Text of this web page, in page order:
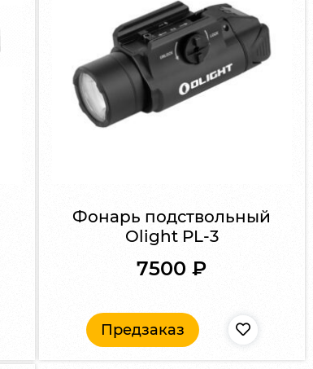
Фонарь подствольный
Olight PL-3
7500₽
Предзаказ